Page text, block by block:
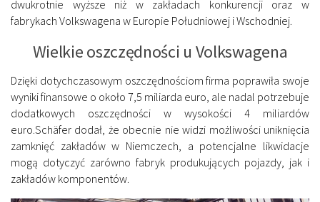
dwukrotnie wyższe niż w zakładach konkurencji oraz w
fabrykach Volkswagena w Europie Południowej i Wschodniej.
Wielkie oszczędności u Volkswagena
Dzięki dotychczasowym oszczędnościom firma poprawiła swoje
wyniki finansowe o około 7,5 miliarda euro, ale nadal potrzebuje
dodatkowych oszczędności w wysokości 4 miliardów
euro.Schäfer dodał, że obecnie nie widzi możliwości uniknięcia
zamknięć zakładów w Niemczech, a potencjalne likwidacje
mogą dotyczyć zarówno fabryk produkujących pojazdy, jak i
zakładów komponentów.